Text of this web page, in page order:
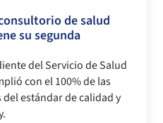
de salud
su segunda
del Servicio de Salud
con el 100% de las
estándar de calidad y